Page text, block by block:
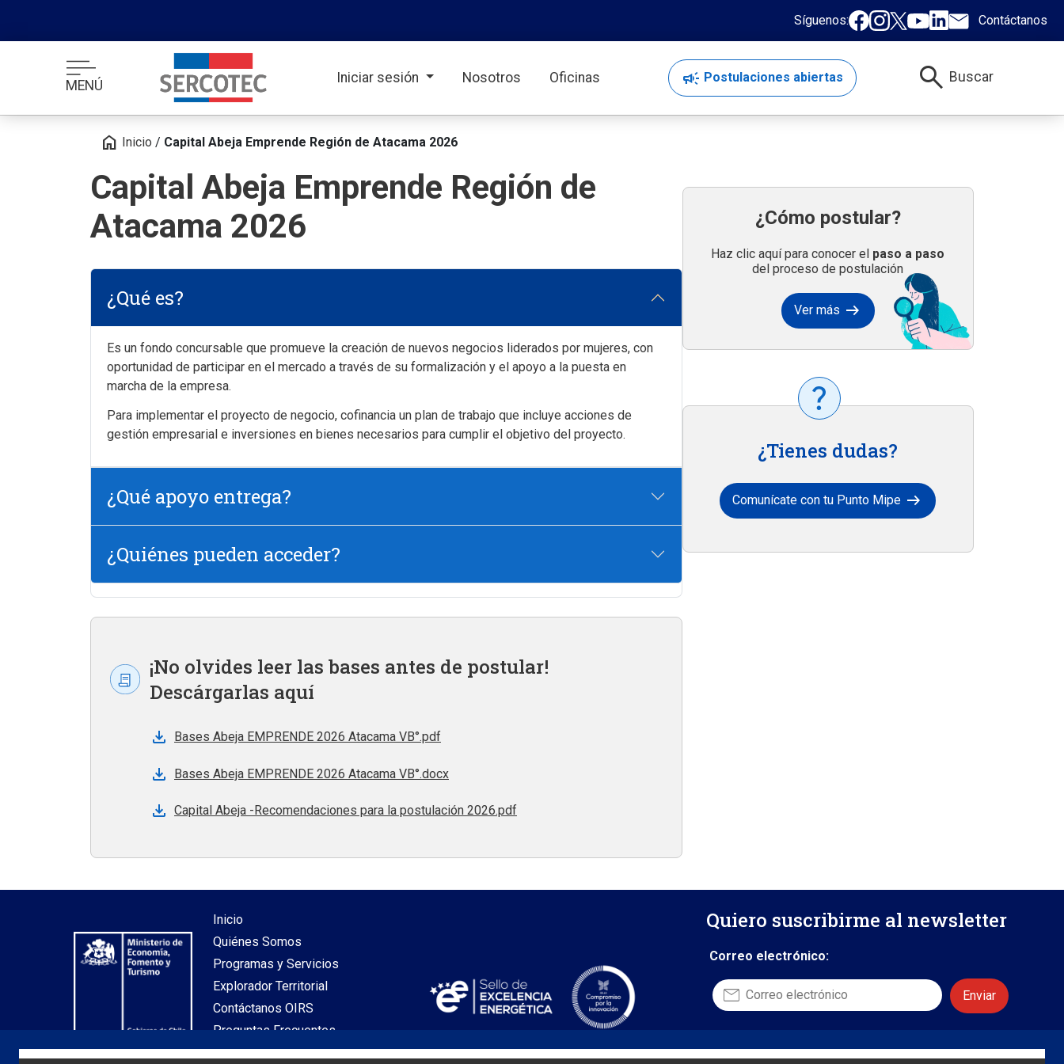
Síguenos: Contáctanos
MENÚ Iniciar sesión Nosotros Oficinas campaign Postulaciones abiertas search Buscar
home Inicio / Capital Abeja Emprende Región de Atacama 2026
Capital Abeja Emprende Región de
Atacama 2026
¿Qué es?
Es un fondo concursable que promueve la creación de nuevos negocios liderados por mujeres, con
oportunidad de participar en el mercado a través de su formalización y el apoyo a la puesta en
marcha de la empresa.
Para implementar el proyecto de negocio, cofinancia un plan de trabajo que incluye acciones de
gestión empresarial e inversiones en bienes necesarios para cumplir el objetivo del proyecto.
¿Qué apoyo entrega?
¿Quiénes pueden acceder?
¡No olvides leer las bases antes de postular!
Descárgarlas aquí
Bases Abeja EMPRENDE 2026 Atacama VB°.pdf
Bases Abeja EMPRENDE 2026 Atacama VB°.docx
Capital Abeja -Recomendaciones para la postulación 2026.pdf
¿Cómo postular?
Haz clic aquí para conocer el paso a paso
del proceso de postulación
Ver más arrow_right_alt
¿Tienes dudas?
Comunícate con tu Punto Mipe arrow_right_alt
Inicio
Quiénes Somos
Programas y Servicios
Explorador Territorial
Contáctanos OIRS
Preguntas Frecuentes
Mapa de Sitio
Quiero suscribirme al newsletter
Correo electrónico:
Contáctanos